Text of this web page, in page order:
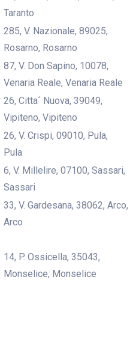
Taranto
285, V. Nazionale, 89025,
Rosarno, Rosarno
87, V. Don Sapino, 10078,
Venaria Reale, Venaria Reale
26, Citta´ Nuova, 39049,
Vipiteno, Vipiteno
26, V. Crispi, 09010, Pula,
Pula
6, V. Millelire, 07100, Sassari,
Sassari
33, V. Gardesana, 38062, Arco,
Arco
14, P. Ossicella, 35043,
Monselice, Monselice